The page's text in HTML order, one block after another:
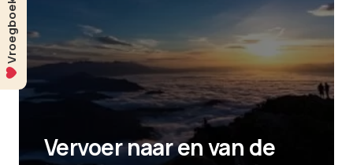
Vervoer naar en van de